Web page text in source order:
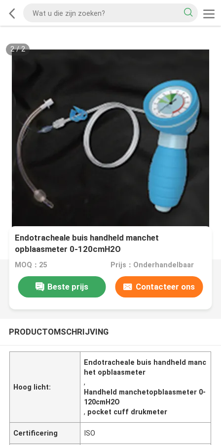
2/2
Endotracheale buis handheld manchet
opblaasmeter 0-120cmH2O
MOQ：25 Prijs：Onderhandelbaar
Beste prijs Contacteer ons
PRODUCTOMSCHRIJVING
Hoog licht:
Endotracheale buis handheld manc
het opblaasmeter
,
Handheld manchetopblaasmeter 0-
120cmH2O
, pocket cuff drukmeter
Certificering ISO